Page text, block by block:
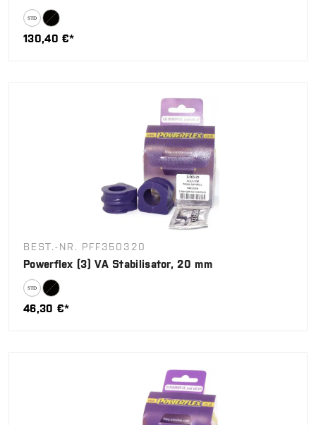
130,40 €*
BEST.-NR. PFF350320
Powerflex (3) VA Stabilisator, 20 mm
46,30 €*